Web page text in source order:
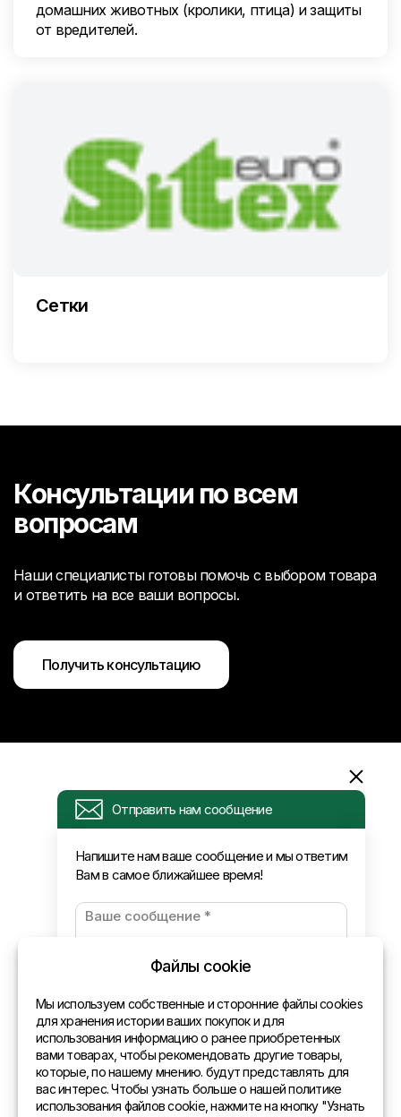
домашних животных (кролики, птица) и защиты
от вредителей.
Сетки
Консультации по всем
вопросам
Наши специалисты готовы помочь с выбором товара
и ответить на все ваши вопросы.
Получить консультацию
Отправить нам сообщение
Напишите нам ваше сообщение и мы ответим
Вам в самое ближайшее время!
Информация
Запрос
Оплата и доставка
Политика конфиденциальности
Контакты
Общая информация
Представительства в мире
Файлы cookie
Мы используем собственные и сторонние файлы cookies
для хранения истории ваших покупок и для
использования информацию о ранее приобретенных
вами товарах, чтобы рекомендовать другие товары,
которые, по нашему мнению. будут представлять для
вас интерес. Чтобы узнать больше о нашей политике
использования файлов cookie, нажмите на кнопку "Узнать